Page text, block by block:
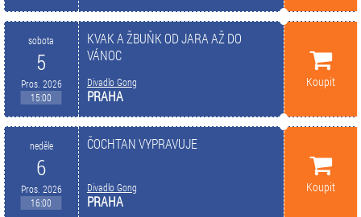
sobota
5
Pros. 2026
15:00
KVAK A ŽBUŇK OD JARA AŽ DO
VÁNOC
Divadlo Gong
PRAHA
Koupit
neděle
6
Pros. 2026
16:00
ČOCHTAN VYPRAVUJE
Divadlo Gong
PRAHA
Koupit